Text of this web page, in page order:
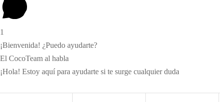
1
¡Bienvenida! ¿Puedo ayudarte?
El CocoTeam al habla
¡Hola! Estoy aquí para ayudarte si te surge cualquier duda